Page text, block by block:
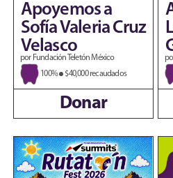
Apoyemos a
Sofía Valeria Cruz
Velasco
por Fundación Teletón México
100%
$40,000 recaudados
Donar